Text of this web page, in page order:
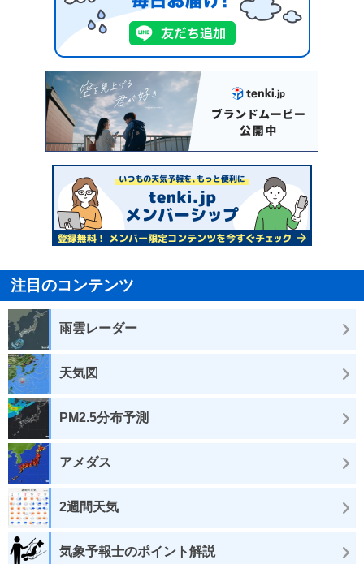
注目のコンテンツ
雨雲レーダー
天気図
PM2.5分布予測
アメダス
2週間天気
気象予報士のポイント解説